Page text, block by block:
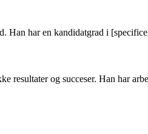
har en kandidatgrad i
resultater og succeser. Han har